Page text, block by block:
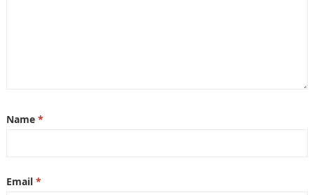
Name *
Email *